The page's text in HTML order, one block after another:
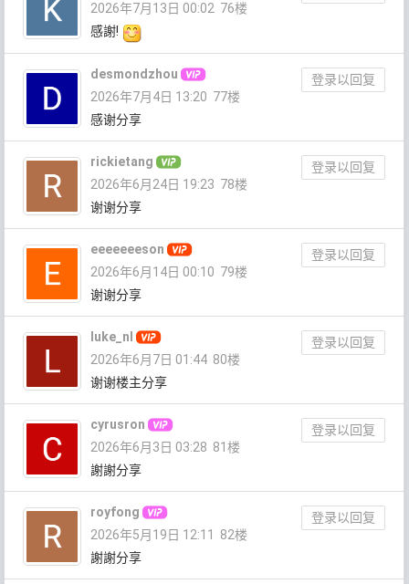
2026年7月13日 00:02 76楼
感謝!
desmondzhou
登录以回复
2026年7月4日 13:20 77楼
感谢分享
rickietang
登录以回复
2026年6月24日 19:23 78楼
谢谢分享
eeeeeeeson
登录以回复
2026年6月14日 00:10 79楼
谢谢分享
luke_nl
登录以回复
2026年6月7日 01:44 80楼
谢谢楼主分享
cyrusron
登录以回复
2026年6月3日 03:28 81楼
謝謝分享
royfong
登录以回复
2026年5月19日 12:11
82楼
謝謝分享